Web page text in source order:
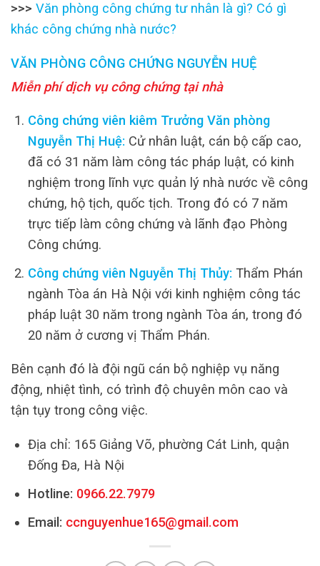
>>> Văn phòng công chứng tư nhân là gì? Có gì
khác công chứng nhà nước?
VĂN PHÒNG CÔNG CHỨNG NGUYỄN HUỆ
Miễn phí dịch vụ công chứng tại nhà
Công chứng viên kiêm Trưởng Văn phòng
Nguyễn Thị Huệ: Cử nhân luật, cán bộ cấp cao,
đã có 31 năm làm công tác pháp luật, có kinh
nghiệm trong lĩnh vực quản lý nhà nước về công
chứng, hộ tịch, quốc tịch. Trong đó có 7 năm
trực tiếp làm công chứng và lãnh đạo Phòng
Công chứng.
Công chứng viên Nguyễn Thị Thủy: Thẩm Phán
ngành Tòa án Hà Nội với kinh nghiệm công tác
pháp luật 30 năm trong ngành Tòa án, trong đó
20 năm ở cương vị Thẩm Phán.
Bên cạnh đó là đội ngũ cán bộ nghiệp vụ năng
động, nhiệt tình, có trình độ chuyên môn cao và
tận tụy trong công việc.
Địa chỉ: 165 Giảng Võ, phường Cát Linh, quận
Đống Đa, Hà Nội
Hotline: 0966.22.7979
Email: ccnguyenhue165@gmail.com